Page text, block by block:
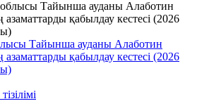
Тайынша ауданы Алаботин
азаматтарды қабылдау кестесі (2026